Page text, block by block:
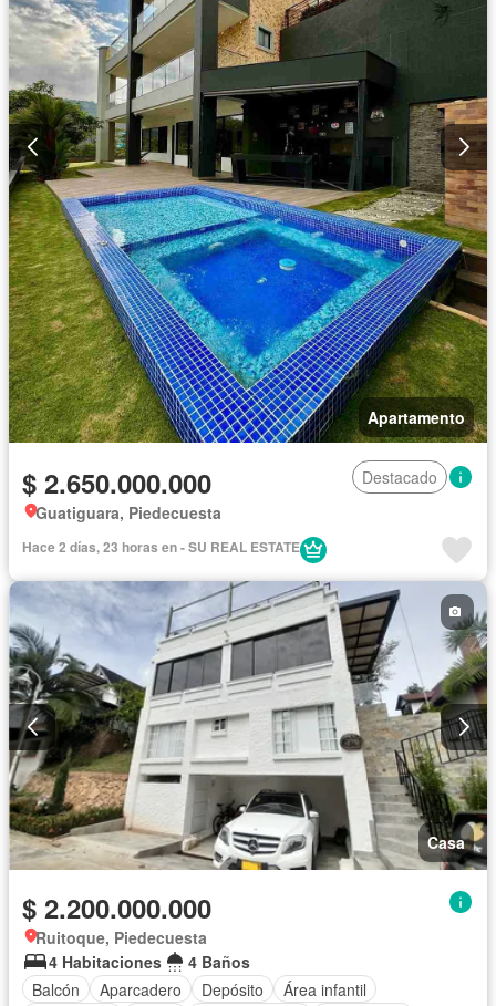
Apartamento
$ 2.650.000.000
Destacado
Guatiguara, Piedecuesta
Hace 2 días, 23 horas en - SU REAL ESTATE
Casa
$ 2.200.000.000
Ruitoque, Piedecuesta
4 Habitaciones
4 Baños
Balcón
Aparcadero Depósito
Área infantil